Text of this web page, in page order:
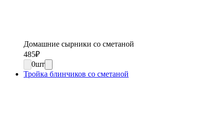
Домашние сырники со сметаной
485₽
0шт
Тройка блинчиков со сметаной